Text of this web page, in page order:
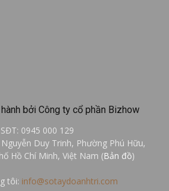
bởi Công ty cổ phần Bizhow
0945 000 129
Duy Trinh, Phường Phú Hữu,
Hồ Chí Minh, Việt Nam (Bản đồ)
tôi: info@sotaydoanhtri.com